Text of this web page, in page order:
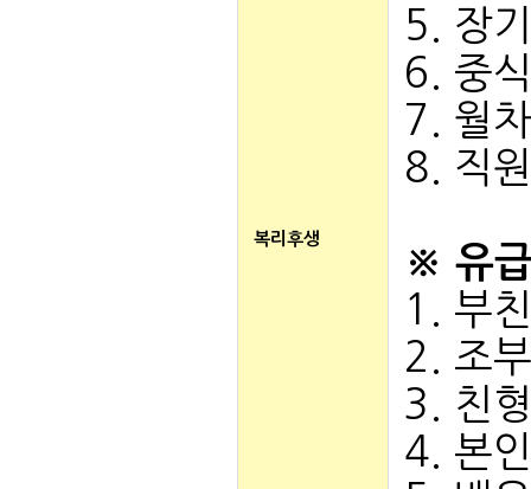
복리후생
5. 장
6. 중
7. 월
8. 직
※ 유
1. 부
2. 조
3. 친
4. 본